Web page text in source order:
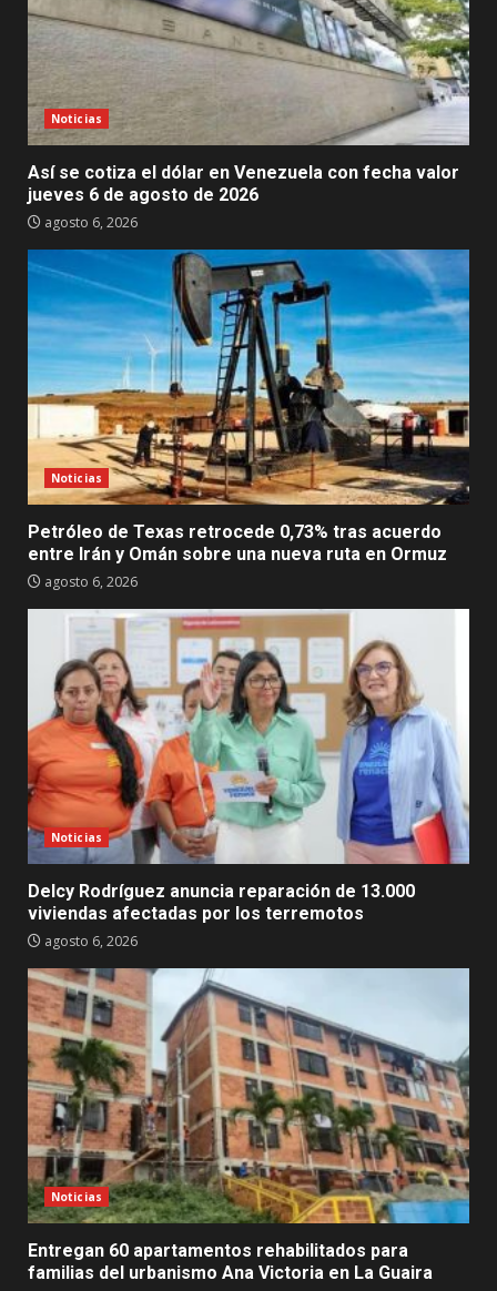
Noticias
Así se cotiza el dólar en Venezuela con fecha valor
jueves 6 de agosto de 2026
agosto 6, 2026
Noticias
Petróleo de Texas retrocede 0,73% tras acuerdo
entre Irán y Omán sobre una nueva ruta en Ormuz
agosto 6, 2026
Noticias
Delcy Rodríguez anuncia reparación de 13.000
viviendas afectadas por los terremotos
agosto 6, 2026
Noticias
Entregan 60 apartamentos rehabilitados para
familias del urbanismo Ana Victoria en La Guaira